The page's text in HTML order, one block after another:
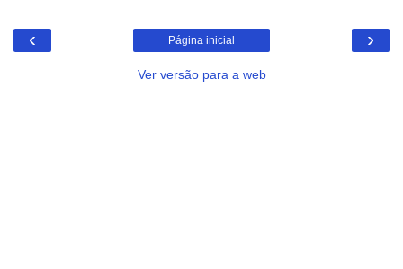
‹ ›
Página inicial
Ver versão para a web